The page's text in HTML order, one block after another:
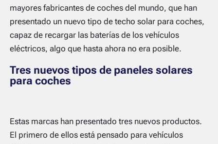
mayores fabricantes de coches del mundo, que han
presentado un nuevo tipo de techo solar para coches,
capaz de recargar las baterías de los vehículos
eléctricos, algo que hasta ahora no era posible.
Tres nuevos tipos de paneles solares
para coches
Estas marcas han presentado tres nuevos productos.
El primero de ellos está pensado para vehículos